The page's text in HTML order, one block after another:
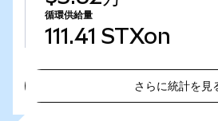
循環供給量
111.41 STXon
さらに統計を見